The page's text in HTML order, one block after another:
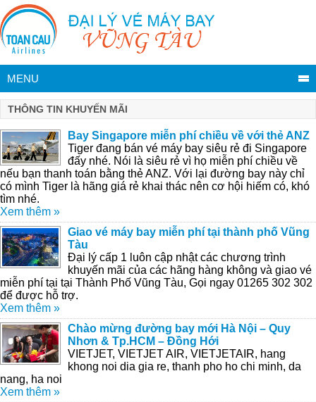
MENU
THÔNG TIN KHUYẾN MÃI
Bay Singapore miễn phí chiều về với thẻ ANZ
Tiger đang bán vé máy bay siêu rẻ đi Singapore
đấy nhé. Nói là siêu rẻ vì họ miễn phí chiều về
nếu bạn thanh toán bằng thẻ ANZ. Với lại đường bay này chỉ
có mình Tiger là hãng giá rẻ khai thác nên cơ hội hiếm có, khó
tìm nhé.
Xem thêm »
Giao vé máy bay miễn phí tại thành phố Vũng
Tàu
Đại lý cấp 1 luôn cập nhật các chương trình
khuyến mãi của các hãng hàng không và giao vé
miễn phí tại tại Thành Phố Vũng Tàu, Gọi ngay 01265 302 302
để được hỗ trợ.
Xem thêm »
Chào mừng đường bay mới Hà Nội – Quy
Nhơn & Tp.HCM – Đồng Hới
VIETJET, VIETJET AIR, VIETJETAIR, hang
khong noi dia gia re, thanh pho ho chi minh, da
nang, ha noi
Xem thêm »